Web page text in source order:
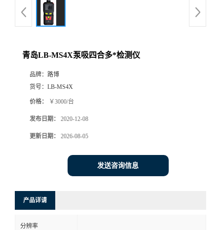
品
系
青岛LB-MS4X泵吸四合多*检测仪
品牌： 路博
货号： LB-MS4X
价格： ￥3000/台
发布日期： 2020-12-08
更新日期： 2026-08-05
发送咨询信息
产品详请
分辨率